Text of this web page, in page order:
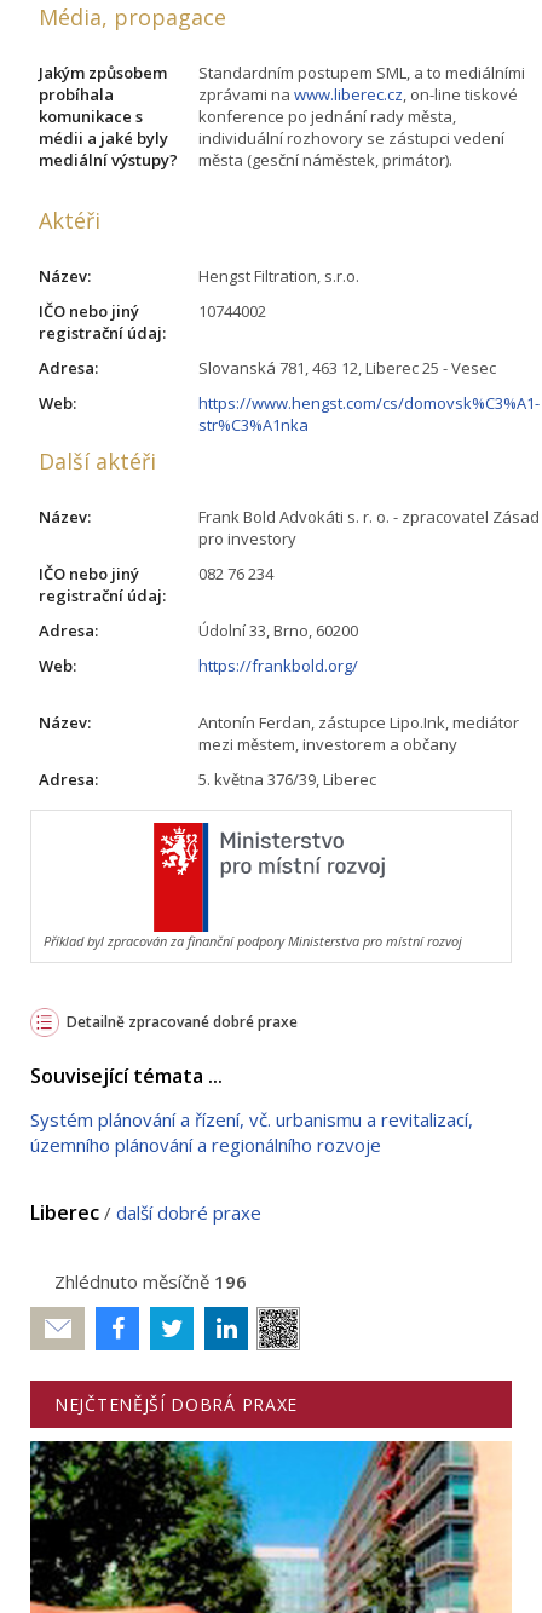
Média, propagace
Jakým způsobem
probíhala
komunikace s
médii a jaké byly
mediální výstupy?
Standardním postupem SML, a to mediálními
zprávami na www.liberec.cz, on-line tiskové
konference po jednání rady města,
individuální rozhovory se zástupci vedení
města (gesční náměstek, primátor).
Aktéři
Název:
Hengst Filtration, s.r.o.
IČO nebo jiný
registrační údaj:
10744002
Adresa:
Slovanská 781, 463 12, Liberec 25 - Vesec
Web:
https://www.hengst.com/cs/domovsk%C3%A1-
str%C3%A1nka
Další aktéři
Název:
Frank Bold Advokáti s. r. o. - zpracovatel Zásad
pro investory
IČO nebo jiný
registrační údaj:
082 76 234
Adresa:
Údolní 33, Brno, 60200
Web:
https://frankbold.org/
Název:
Antonín Ferdan, zástupce Lipo.Ink, mediátor
mezi městem, investorem a občany
Adresa:
5. května 376/39, Liberec
Příklad byl zpracován za finanční podpory Ministerstva pro místní rozvoj
Detailně zpracované dobré praxe
Související témata ...
Systém plánování a řízení, vč. urbanismu a revitalizací,
územního plánování a regionálního rozvoje
Liberec / další dobré praxe
Zhlédnuto měsíčně 196
Poslat
NEJČTENĚJŠÍ DOBRÁ PRAXE